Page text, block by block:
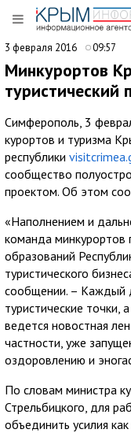
3 февраля 2016 09:57
Минкурортов
туристический
Симферополь, 3
курортов и туризма
республики
сообщество
проектом. Об этом
«Наполнением и
команда
образований
туристического
сообщении. – Каждый
туристические точки,
ведется новостная
частности, уже
оздоровлению и
По словам министра
Стрельбицкого, для
объединить усилия